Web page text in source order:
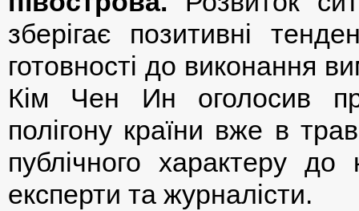
зберігає позитивні
готовності до виконання
Кім Чен Ин оголосив
полігону країни вже в
публічного характеру до
експерти та журналісти.